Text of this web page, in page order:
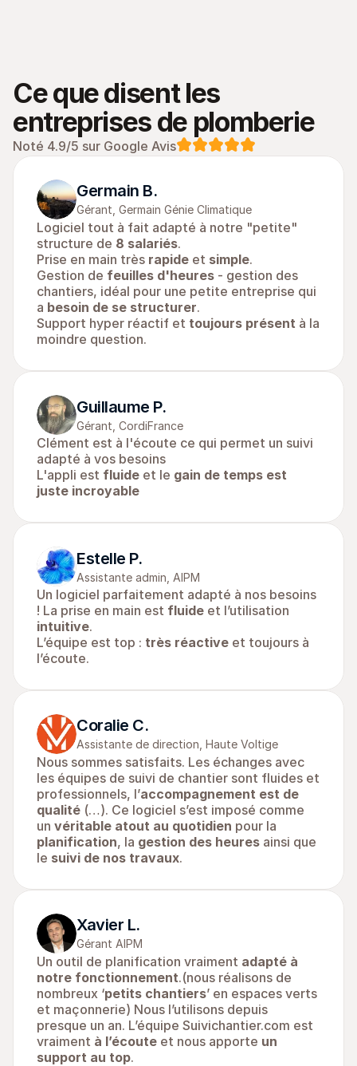
Ce que disent les
entreprises de plomberie
Noté 4.9/5 sur Google Avis
Germain B.
Gérant, Germain Génie Climatique
Logiciel tout à fait adapté à notre "petite"
structure de 8 salariés.
Prise en main très rapide et simple.
Gestion de feuilles d'heures - gestion des
chantiers, idéal pour une petite entreprise qui
a besoin de se structurer.
Support hyper réactif et toujours présent à la
moindre question.
Guillaume P.
Gérant, CordiFrance
Clément est à l'écoute ce qui permet un suivi
adapté à vos besoins
L'appli est fluide et le gain de temps est
juste incroyable
Estelle P.
Assistante admin, AIPM
Un logiciel parfaitement adapté à nos besoins
! La prise en main est fluide
intuitive.
L’équipe est top : très réactive et toujours à
l’écoute.
Coralie C.
Assistante de direction, Haute Voltige
Nous sommes satisfaits. Les échanges avec
les équipes de suivi de chantier sont fluides et
professionnels, l’accompagnement est de
qualité (…). Ce logiciel s’est imposé comme
un véritable atout au quotidien
planification, la gestion des heures ainsi que
le suivi de nos travaux.
Xavier L.
Gérant AIPM
Un outil de planification vraiment adapté à
notre fonctionnement.(nous réalisons de
nombreux ‘petits chantiers’ en espaces verts
et maçonnerie) Nous l’utilisons depuis
presque un an. L’équipe Suivichantier.com est
vraiment à l’écoute et nous apporte un
support au top.